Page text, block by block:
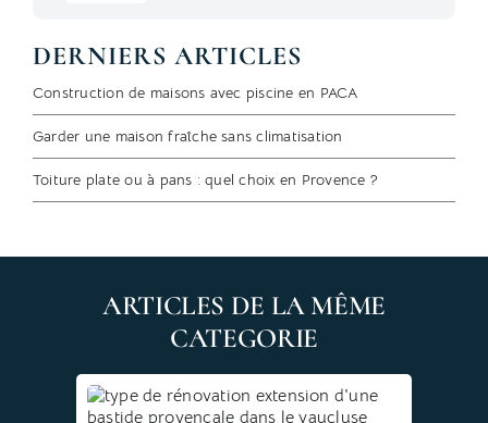
DERNIERS ARTICLES
Construction de maisons avec piscine en PACA
Garder une maison fraîche sans climatisation
Toiture plate ou à pans : quel choix en Provence ?
ARTICLES DE LA MÊME
CATEGORIE